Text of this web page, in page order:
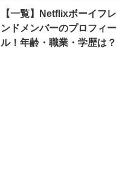
【一覧】Netflixボーイフレ
ンドメンバーのプロフィー
ル！年齢・職業・学歴は？